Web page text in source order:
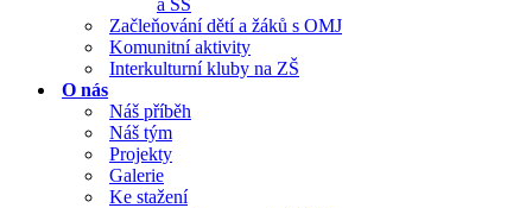
a SŠ
Začleňování dětí a žáků s OMJ
Komunitní aktivity
Interkulturní kluby na ZŠ
O nás
Náš příběh
Náš tým
Projekty
Galerie
Ke stažení